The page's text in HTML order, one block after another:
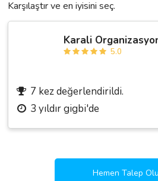
Karşılaştır ve en iyisini seç.
Karali
5.0
7 kez değerlendirildi.
3 yıldır gigbi'de
Hemen Talep